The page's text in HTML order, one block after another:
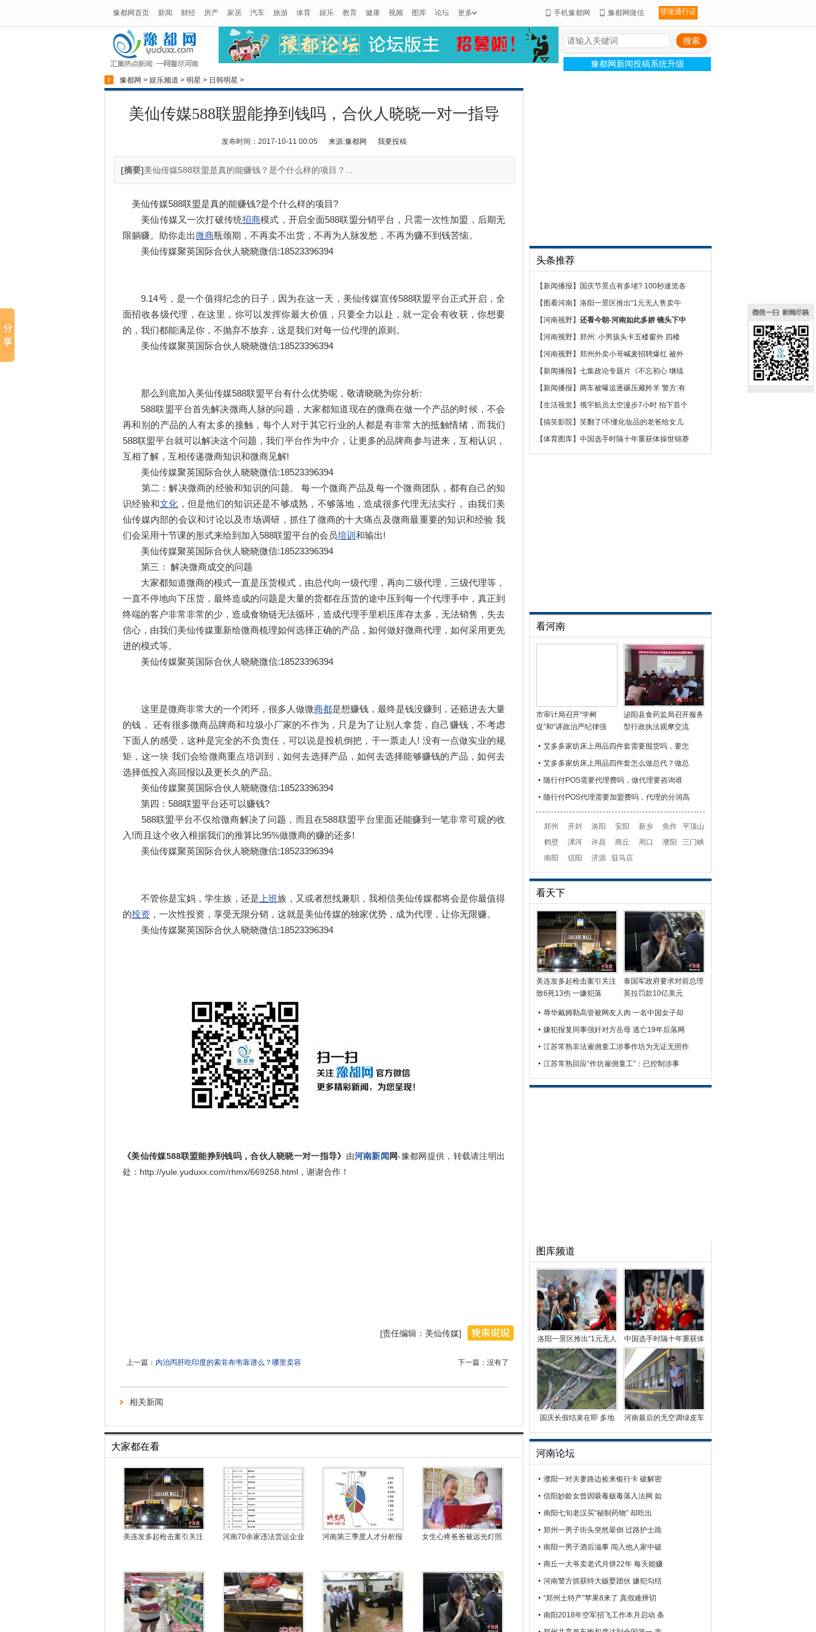
豫都网首页 新闻 财经 房产 家居 汽车 旅游 体育 娱乐 教育 健康 视频 图库 论坛 更多 手机豫都网 豫都网微信 登陆通行证
豫都网新闻投稿系统升级
豫都网 > 娱乐频道 > 明星 > 日韩明星 >
美仙传媒588联盟能挣到钱吗，合伙人晓晓一对一指导
发布时间：2017-10-11 00:05 来源:豫都网 我要投稿
[摘要]美仙传媒588联盟是真的能赚钱？是个什么样的项目？...
美仙传媒588联盟是真的能赚钱?是个什么样的项目?
美仙传媒又一次打破传统招商模式，开启全面588联盟分销平台，只需一次性加盟，后期无
限躺赚。助你走出微商瓶颈期，不再卖不出货，不再为人脉发愁，不再为赚不到钱苦恼。
美仙传媒聚英国际合伙人晓晓微信:18523396394
9.14号，是一个值得纪念的日子，因为在这一天，美仙传媒宣传588联盟平台正式开启，全
面招收各级代理，在这里，你可以发挥你最大价值，只要全力以赴，就一定会有收获，你想要
的，我们都能满足你，不抛弃不放弃，这是我们对每一位代理的原则。
美仙传媒聚英国际合伙人晓晓微信:18523396394
那么到底加入美仙传媒588联盟平台有什么优势呢，敬请晓晓为你分析:
588联盟平台首先解决微商人脉的问题，大家都知道现在的微商在做一个产品的时候，不会
再和别的产品的人有太多的接触，每个人对于其它行业的人都是有非常大的抵触情绪，而我们
588联盟平台就可以解决这个问题，我们平台作为中介，让更多的品牌商参与进来，互相认识，
互相了解，互相传递微商知识和微商见解!
美仙传媒聚英国际合伙人晓晓微信:18523396394
第二：解决微商的经验和知识的问题。 每一个微商产品及每一个微商团队，都有自己的知
识经验和文化 ，但是他们的知识还是不够成熟，不够落地，造成很多代理无法实行， 由我们美
仙传媒内部的会议和讨论以及市场调研，抓住了微商的十大痛点及微商最重要的知识和经验 我
们会采用十节课的形式来给到加入588联盟平台的会员培训 和输出!
美仙传媒聚英国际合伙人晓晓微信:18523396394
第三： 解决微商成交的问题
大家都知道微商的模式一直是压货模式，由总代向一级代理，再向二级代理，三级代理等，
一直不停地向下压货，最终造成的问题是大量的货都在压货的途中压到每一个代理手中，真正到
终端的客户非常非常的少，造成食物链无法循环，造成代理手里积压库存太多，无法销售，失去
信心，由我们美仙传媒重新给微商梳理如何选择正确的产品，如何做好微商代理，如何采用更先
进的模式等。
美仙传媒聚英国际合伙人晓晓微信:18523396394
这里是微商非常大的一个闭环，很多人做微商都是想赚钱，最终是钱没赚到，还赔进去大量
的钱， 还有很多微商品牌商和垃圾小厂家的不作为，只是为了让别人拿货，自己赚钱，不考虑
下面人的感受，这种是完全的不负责任，可以说是投机倒把，干一票走人! 没有一点做实业的规
矩，这一块 我们会给微商重点培训到，如何去选择产品，如何去选择能够赚钱的产品，如何去
选择低投入高回报以及更长久的产品。
美仙传媒聚英国际合伙人晓晓微信:18523396394
第四：588联盟平台还可以赚钱?
588联盟平台不仅给微商解决了问题，而且在588联盟平台里面还能赚到一笔非常可观的收
入!而且这个收入根据我们的推算比95%做微商的赚的还多!
美仙传媒聚英国际合伙人晓晓微信:18523396394
不管你是宝妈，学生族，还是 上班族，又或者想找兼职，我相信美仙传媒都将会是你最值得
的投资 ，一次性投资，享受无限分销，这就是美仙传媒的独家优势，成为代理，让你无限赚。
美仙传媒聚英国际合伙人晓晓微信:18523396394
《美仙传媒588联盟能挣到钱吗，合伙人晓晓一对一指导》 由河南新闻 网-豫都网提供，转载请注明出
处：http://yule.yuduxx.com/rhmx/669258.html，谢谢合作！
[责任编辑：美仙传媒]
下一篇：没有了
上一篇： 内治丙肝吃印度的索非布韦靠谱么？哪里卖容
相关新闻
大家都在看
美连发多起枪击案引关注 河南70余家违法货运企业 河南第三季度人才分析报 女生心疼爸爸被远光灯照
头条推荐
【新闻播报 】
国庆节景点有多堵? 100秒速览各
【 图看河南】 洛阳一景区推出“1元无人售卖午
【河南视野】 还看今朝-河南如此多娇 镜头下中
【河南视野】 郑州: 小男孩头卡五楼窗外 四楼
【河南视野】 郑州外卖小哥喊麦招聘爆红 被外
【新闻播报 】 七集政论专题片《不忘初心 继续
【新闻播报 】 两车被曝追逐碾压藏羚羊 警方:有
【生活视觉】 俄宇航员太空漫步7小时 拍下首个
【搞笑影院】 笑翻了!不懂化妆品的老爸给女儿
【体育图库】 中国选手时隔十年重获体操世锦赛
看河南
市审计局召开“学树
促”和“讲政治严纪律强
泌阳县食药监局召开服务
型行政执法观摩交流
艾多多家纺床上用品四件套需要囤货吗，要怎
艾多多家纺床上用品四件套怎么做总代？做总
随行付POS需要代理费吗，做代理要咨询谁
随行付POS代理需要加盟费吗，代理的分润高
郑州 开封 洛阳 安阳 新乡 焦作
平顶山
鹤壁
漯河 许昌 商丘 周口 濮阳
三门峡
南阳
信阳 济源 驻马店
看天下
美连发多起枪击案引关注
致6死13伤 一嫌犯落
泰国军政府要求对前总理
英拉罚款10亿美元
辱华戴姆勒高管被网友人肉 一名中国女子却
嫌犯报复同事强奸对方岳母 逃亡19年后落网
江苏常熟非法雇佣童工涉事作坊为无证无照作
江苏常熟回应“作坊雇佣童工”：已控制涉事
图库频道
洛阳一景区推出“1元无人
售卖午餐” 引千人
中国选手时隔十年重获体
操世锦赛男子“全能
国庆长假结束在即 多地
河南最后的无空调绿皮车
河南论坛
濮阳一对夫妻路边捡来银行卡 破解密
信阳妙龄女曾因吸毒贩毒落入法网 如
南阳七旬老汉买“秘制药物” 却吃出
郑州一男子街头突然晕倒 过路护士跪
南阳一男子酒后滋事 闯入他人家中破
商丘一大爷卖老式月饼22年 每天能赚
河南警方抓获特大贩婴团伙 嫌犯勾结
“郑州土特产”苹果8来了 真假难辨切
南阳2018年空军招飞工作本月启动 条